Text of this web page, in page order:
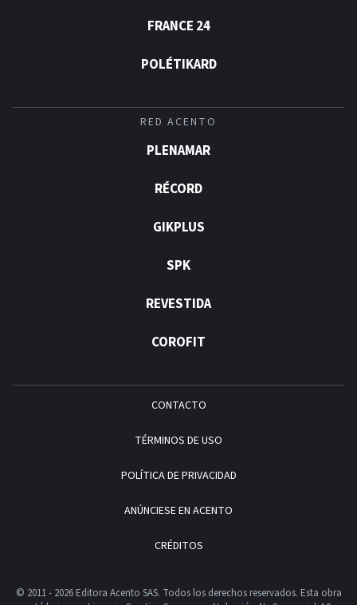
FRANCE 24
POLÉTIKARD
RED ACENTO
PLENAMAR
RÉCORD
GIKPLUS
SPK
REVESTIDA
COROFIT
CONTACTO
TÉRMINOS DE USO
POLÍTICA DE PRIVACIDAD
ANÚNCIESE EN ACENTO
CRÉDITOS
© 2011 - 2026 Editora Acento SAS. Todos los derechos reservados. Esta obra